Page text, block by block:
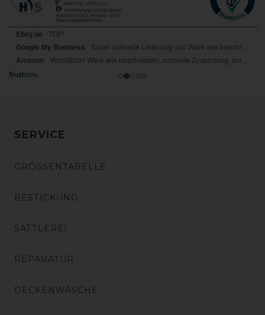
SERVICE
GRÖSSENTABELLE
BESTICKUNG
SATTLEREI
REPARATUR
DECKENWÄSCHE